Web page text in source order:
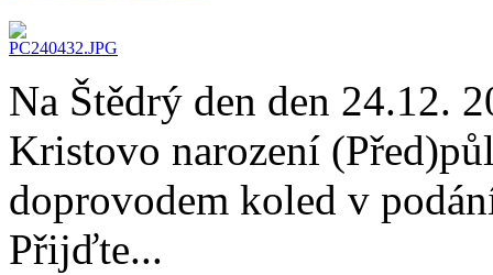
Na Štědrý den den 24.12.
Kristovo narození
doprovodem koled v
Přijďte...